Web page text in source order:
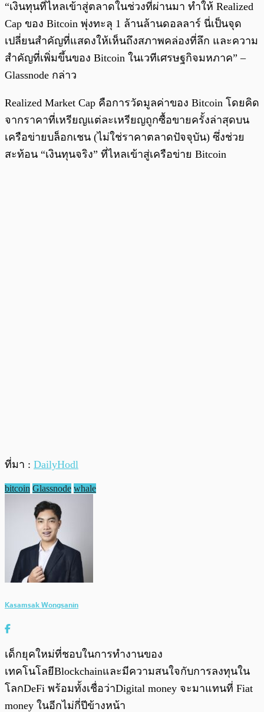
“เงินทุนที่ไหลเข้าสู่ตลาดในช่วงที่ผ่านมา ทำให้ Realized
Cap ของ Bitcoin พุ่งทะลุ 1 ล้านล้านดอลลาร์ นี่เป็นจุด
เปลี่ยนสำคัญที่แสดงให้เห็นถึงสภาพคล่องที่ลึก และความ
สำคัญที่เพิ่มขึ้นของ Bitcoin ในเวทีเศรษฐกิจมหภาค” –
Glassnode กล่าว
Realized Market Cap คือการวัดมูลค่าของ Bitcoin โดยคิด
จากราคาที่เหรียญแต่ละเหรียญถูกซื้อขายครั้งล่าสุดบน
เครือข่ายบล็อกเชน (ไม่ใช่ราคาตลาดปัจจุบัน) ซึ่งช่วย
สะท้อน “เงินทุนจริง” ที่ไหลเข้าสู่เครือข่าย Bitcoin
ที่มา : DailyHodl
bitcoin Glassnode whale
Kasamsak Wongsanin
เด็กยุคใหม่ที่ชอบในการทำงานของ
เทคโนโลยีBlockchainและมีความสนใจกับการลงทุนใน
โลกDeFi พร้อมทั้งเชื่อว่าDigital money จะมาแทนที่ Fiat
money ในอีกไม่กี่ปีข้างหน้า